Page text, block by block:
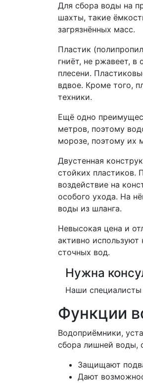
Для сбора воды на
шахты, такие
загрязнённых масс.
Пластик
гниёт, не ржавеет,
плесени.
вдвое. Кроме того,
техники.
Ещё одно
метров, поэтому
морозе, поэтому их
Двустенная
стойких пластиков.
воздействие на
особого ухода. На
воды из шланга.
Невысокая цена и
активно
сточных вод.
Нужна
Наши
Функции
Водоприёмники,
сбора лишней воды,
Защищают
Дают